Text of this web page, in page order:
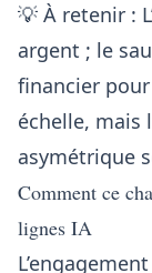
💡 À retenir :
argent ; le
financier
échelle, mais
asymétrique
Comment ce
lignes IA